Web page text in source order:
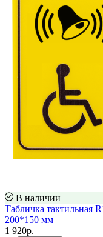
В наличии
Табличка тактильная
200*150 мм
1 920р.